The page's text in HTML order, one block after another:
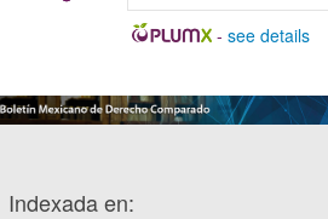
- see details
Indexada en: